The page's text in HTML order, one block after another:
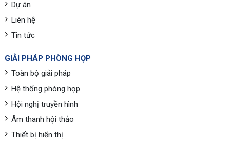
Dự án
Liên hệ
Tin tức
GIẢI PHÁP PHÒNG HỌP
Toàn bộ giải pháp
Hệ thống phòng họp
Hội nghị truyền hình
Âm thanh hội thảo
Thiết bị hiển thị